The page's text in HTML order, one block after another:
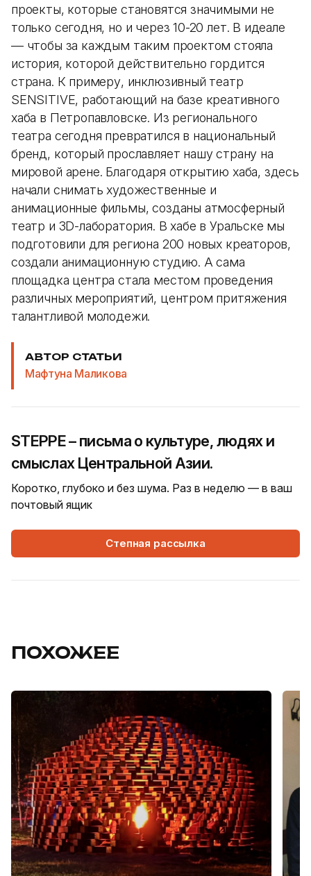
проекты, которые становятся значимыми не
только сегодня, но и через 10-20 лет. В идеале
— чтобы за каждым таким проектом стояла
история, которой действительно гордится
страна. К примеру, инклюзивный театр
SENSITIVE, работающий на базе креативного
хаба в Петропавловске. Из регионального
театра сегодня превратился в национальный
бренд, который прославляет нашу страну на
мировой арене. Благодаря открытию хаба, здесь
начали снимать художественные и
анимационные фильмы, созданы атмосферный
театр и 3D-лаборатория. В хабе в Уральске мы
подготовили для региона 200 новых креаторов,
создали анимационную студию. А сама
площадка центра стала местом проведения
различных мероприятий, центром притяжения
талантливой молодежи.
АВТОР СТАТЬИ
Мафтуна Маликова
STEPPE – письма о культуре, людях и
смыслах Центральной Азии.
Коротко, глубоко и без шума. Раз в неделю — в ваш
почтовый ящик
Степная рассылка
ПОХОЖЕЕ